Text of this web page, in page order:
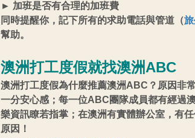
► 加班是否有合理的加班費
同時提醒你，記下所有的求助電話與管道（
幫助。
澳洲打工度假就找澳洲ABC
澳洲打工度假為什麼推薦澳洲ABC？原因非
一分安心感；每一位ABC團隊成員都有經過
樂資訊瞭若指掌；在澳洲有實體辦公室，有
原因！